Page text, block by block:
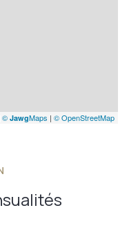
© JawgMaps | © OpenStreetMap